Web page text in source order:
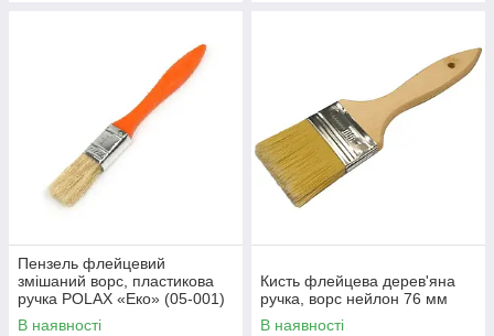
Пензель флейцевий
змішаний ворс, пластикова
ручка POLAX «Еко» (05-001)
3/4"
В наявності
Кисть флейцева дерев'яна
ручка, ворс нейлон 76 мм
В наявності